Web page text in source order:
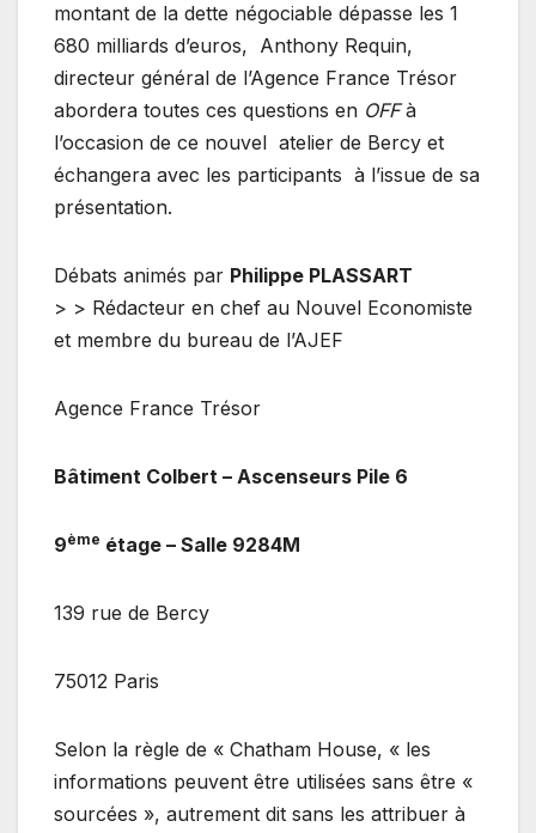
montant de la dette négociable dépasse les 1
680 milliards d’euros, Anthony Requin,
directeur général de l’Agence France Trésor
abordera toutes ces questions en OFFà
l’occasion de ce nouvel atelier de Bercy et
échangera avec les participants à l’issue de sa
présentation.
Débats animés par Philippe PLASSART
> > Rédacteur en chef au Nouvel Economiste
et membre du bureau de l’AJEF
Agence France Trésor
Bâtiment Colbert – Ascenseurs Pile 6
9ème étage – Salle 9284M
139 rue de Bercy
75012 Paris
Selon la règle de « Chatham House, « les
informations peuvent être utilisées sans être «
sourcées », autrement dit sans les attribuer à